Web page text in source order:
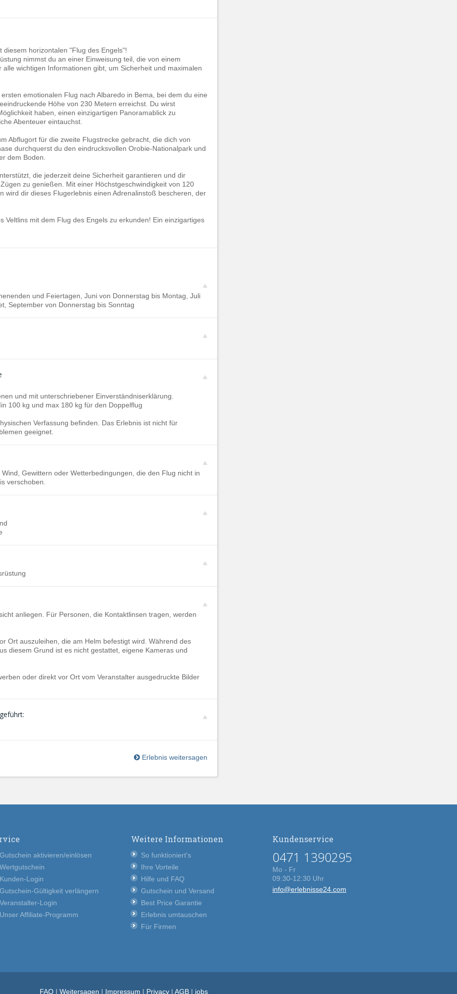
diesem horizontalen "Flug des Engels"!
nimmst du an einer Einweisung teil, die von einem
wichtigen Informationen gibt, um Sicherheit und maximalen
emotionalen Flug nach Albaredo in Bema, bei dem du eine
Höhe von 230 Metern erreichst. Du wirst
haben, einen einzigartigen Panoramablick zu
Abenteuer eintauchst.
Abflugort für die zweite Flugstrecke gebracht, die dich von
durchquerst du den eindrucksvollen Orobie-Nationalpark und
dem Boden.
die jederzeit deine Sicherheit garantieren und dir
zu genießen. Mit einer Höchstgeschwindigkeit von 120
wird dir dieses Flugerlebnis einen Adrenalinstoß bescheren, der
Veltlins mit dem Flug des Engels zu erkunden! Ein einzigartiges
und Feiertagen, Juni von Donnerstag bis Montag, Juli
September von Donnerstag bis Sonntag
und mit unterschriebener Einverständniserklärung.
100 kg und max 180 kg für den Doppelflug
Verfassung befinden. Das Erlebnis ist nicht für
geeignet.
Gewittern oder Wetterbedingungen, die den Flug nicht in
verschoben.
anliegen. Für Personen, die Kontaktlinsen tragen, werden
Ort auszuleihen, die am Helm befestigt wird. Während des
diesem Grund ist es nicht gestattet, eigene Kameras und
oder direkt vor Ort vom Veranstalter ausgedruckte Bilder
Erlebnis weitersagen
Gutschein aktivieren/einlösen
Wertgutschein
Kunden-Login
Gutschein-Gültigkeit verlängern
Veranstalter-Login
Unser Affiliate-Programm
Weitere Informationen
So funktioniert's
Ihre Vorteile
Hilfe und FAQ
Gutschein und Versand
Best Price Garantie
Erlebnis umtauschen
Für Firmen
Kundenservice
0471 1390295
Mo - Fr
09:30-12:30 Uhr
info@erlebnisse24.com
FAQ| Weitersagen | Impressum | Privacy| AGB| jobs